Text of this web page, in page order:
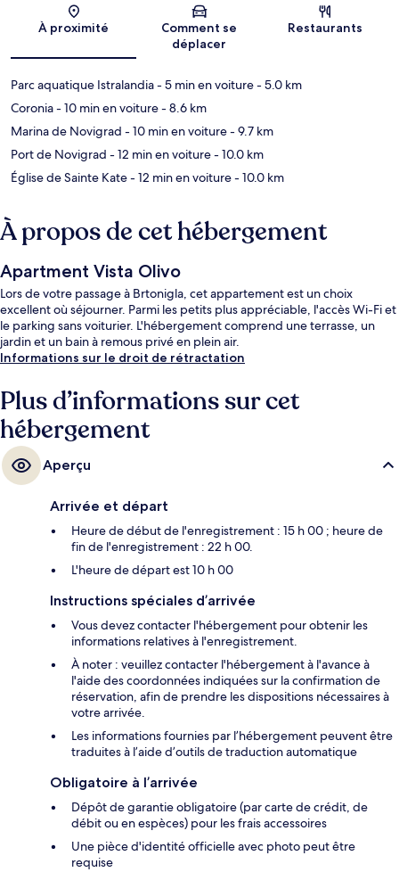
Carte
À proximité
Comment se
déplacer
Restaurants
Parc aquatique Istralandia- 5 min en voiture- 5.0 km
Coronia- 10 min en voiture- 8.6 km
Marina de Novigrad - 10 min en voiture- 9.7 km
Port de Novigrad - 12 min en voiture- 10.0 km
Église de Sainte Kate- 12 min en voiture- 10.0 km
À propos de cet hébergement
Apartment Vista Olivo
Lors de votre passage à Brtonigla, cet appartement est un choix
excellent où séjourner. Parmi les petits plus appréciable, l'accès Wi-Fi et
le parking sans voiturier. L'hébergement comprend une terrasse, un
jardin et un bain à remous privé en plein air.
Informations sur le droit de rétractation
Plus d’informations sur cet
hébergement
Aperçu
Arrivée et départ
Heure de début de l'enregistrement : 15 h 00 ; heure de
fin de l'enregistrement : 22 h 00.
L'heure de départ est 10 h 00
Instructions spéciales d’arrivée
Vous devez contacter l'hébergement pour obtenir les
informations relatives à l'enregistrement.
À noter : veuillez contacter l'hébergement à l'avance à
l'aide des coordonnées indiquées sur la confirmation de
réservation, afin de prendre les dispositions nécessaires à
votre arrivée.
Les informations fournies par l’hébergement peuvent être
traduites à l’aide d’outils de traduction automatique
Obligatoire à l’arrivée
Dépôt de garantie obligatoire (par carte de crédit, de
débit ou en espèces) pour les frais accessoires
Une pièce d'identité officielle avec photo peut être
requise